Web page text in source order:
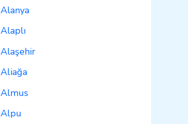
Alanya
Alaplı
Alaşehir
Aliağa
Almus
Alpu